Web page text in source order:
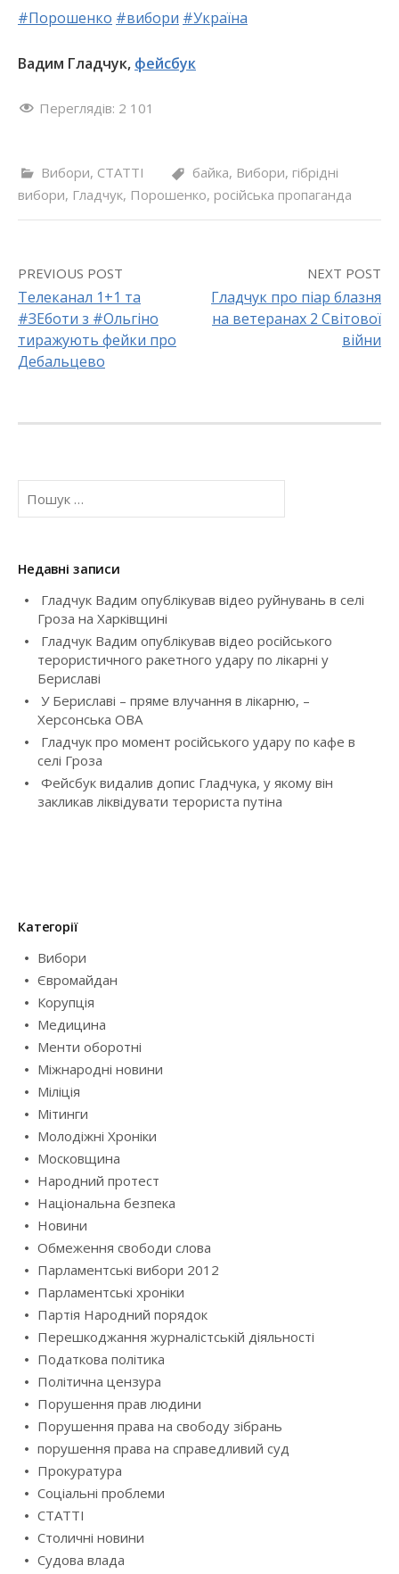
#Порошенко #вибори #Україна
Вадим Гладчук, фейсбук
Переглядів: 2 101
Вибори, СТАТТІ байка, Вибори, гібрідні
вибори, Гладчук, Порошенко, російська пропаганда
P
o
n
a
i
a
n
PREVIOUS POST
Телеканал 1+1 та
#ЗЕботи з #Ольгіно
тиражують фейки про
Дебальцево
NEXT POST
Гладчук про піар блазня
на ветеранах 2 Світової
війни
П
кНедавні записи
Гладчук Вадим опублікував відео руйнувань в селі
Гроза на Харківщині
Гладчук Вадим опублікував відео російського
терористичного ракетного удару по лікарні у
Бериславі
У Бериславі – пряме влучання в лікарню, –
Херсонська ОВА
Гладчук про момент російського удару по кафе в
селі Гроза
Фейсбук видалив допис Гладчука, у якому він
закликав ліквідувати терориста путіна
Категорії
Вибори
Євромайдан
Корупція
Медицина
Менти оборотні
Міжнародні новини
Міліція
Мітинги
Молодіжні Хроніки
Московщина
Народний протест
Національна безпека
Новини
Обмеження свободи слова
Парламентські вибори 2012
Парламентські хроніки
Партія Народний порядок
Перешкоджання журналістській діяльності
Податкова політика
Політична цензура
Порушення прав людини
Порушення права на свободу зібрань
порушення права на справедливий суд
Прокуратура
Соціальні проблеми
СТАТТІ
Столичні новини
Судова влада